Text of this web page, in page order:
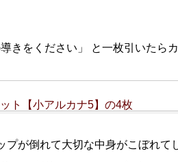
導きをください」 と一枚引いたら
ト【小アルカナ5】の4枚
プが倒れて大切な中身がこぼれて